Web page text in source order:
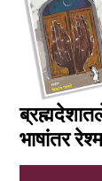
भाषांतर